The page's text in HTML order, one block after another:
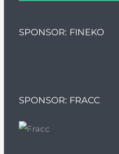
SPONSOR: FINEKO
SPONSOR: FRACC